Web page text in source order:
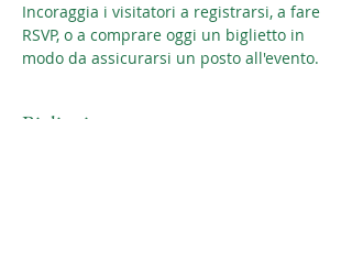
Incoraggia i visitatori a registrarsi, a fare
RSVP, o a comprare oggi un biglietto in
modo da assicurarsi un posto all'evento.
Biglietti